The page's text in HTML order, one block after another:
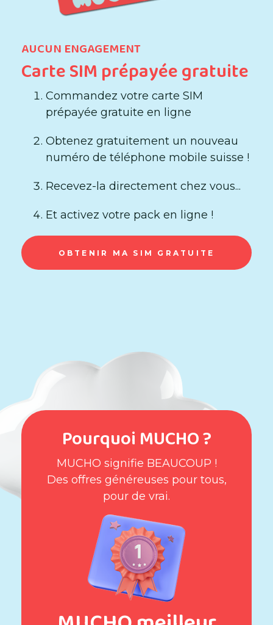
AUCUN ENGAGEMENT
Carte SIM prépayée gratuite
Commandez votre carte SIM
prépayée gratuite en ligne
Obtenez gratuitement un nouveau
numéro de téléphone mobile suisse !
Recevez-la directement chez vous...
Et activez votre pack en ligne !
OBTENIR MA SIM GRATUITE
Pourquoi MUCHO ?
MUCHO signifie BEAUCOUP !
Des offres généreuses pour tous,
pour de vrai.